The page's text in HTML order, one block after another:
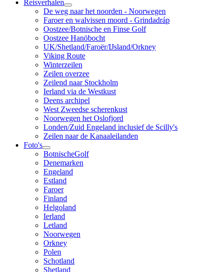
Reisverhalen
De weg naar het noorden - Noorwegen
Faroer en walvissen moord - Grindadráp
Oostzee/Botnische en Finse Golf
Oostzee Hanöbocht
UK/Shetland/Faroër/IJsland/Orkney
Viking Route
Winterzeilen
Zeilen overzee
Zeilend naar Stockholm
Ierland via de Westkust
Deens archipel
West Zweedse scherenkust
Noorwegen het Oslofjord
Londen/Zuid Engeland inclusief de Scilly's
Zeilen naar de Kanaaleilanden
Foto's
BotnischeGolf
Denemarken
Engeland
Estland
Faroer
Finland
Helgoland
Ierland
Letland
Noorwegen
Orkney
Polen
Schotland
Shetland